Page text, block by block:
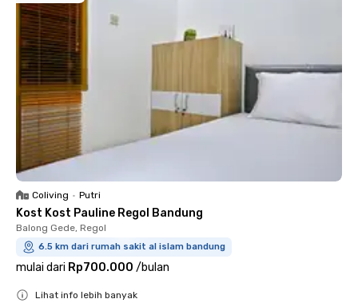
Coliving • Putri
Kost Kost Pauline Regol Bandung
Balong Gede, Regol
6.5 km dari rumah sakit al islam bandung
mulai dari Rp700.000 /bulan
Lihat info lebih banyak